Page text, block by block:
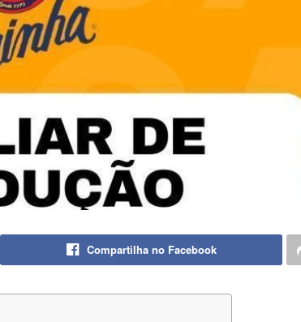
Compartilha no Facebook